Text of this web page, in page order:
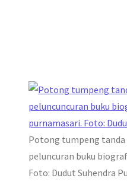
Potong tumpeng tanda
peluncuran buku
Foto: Dudut Suhendra